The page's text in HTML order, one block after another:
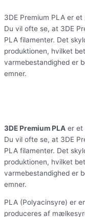
3DE Premium PLA er
Du vil ofte se, at 3DE
PLA filamenter. Det
produktionen, hvilket
varmebestandighed er
emner.
3DE Premium PLA er et
Du vil ofte se, at 3DE
PLA filamenter. Det
produktionen, hvilket
varmebestandighed er
emner.
PLA (Polyacinsyre) er
produceres af